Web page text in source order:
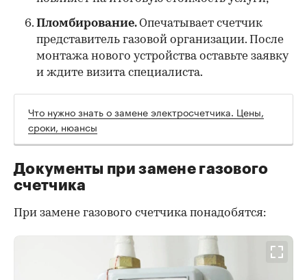
Пломбирование.Опечатывает счетчик
представитель газовой организации. После
монтажа нового устройства оставьте заявку
и ждите визита специалиста.
Что нужно знать о замене электросчетчика. Цены,
сроки, нюансы
Документы при замене газового
счетчика
При замене газового счетчика понадобятся: